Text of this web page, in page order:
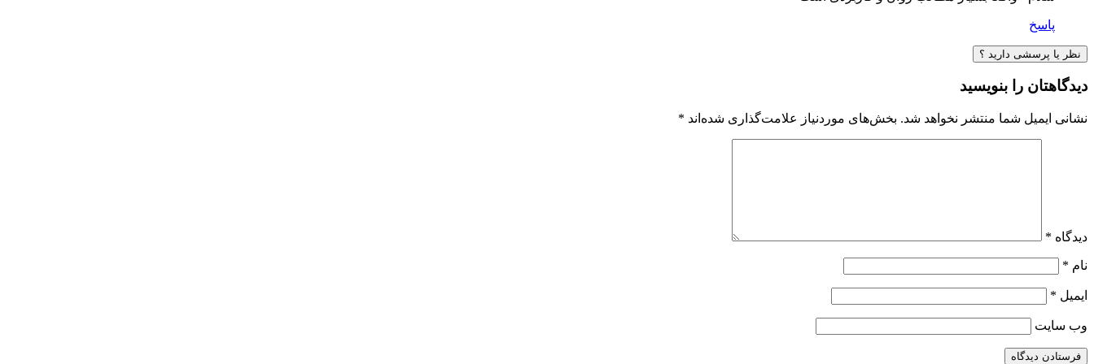
پاسخ
نظر یا پرسشی دارید ؟
دیدگاهتان را بنویسید
نشانی ایمیل شما منتشر نخواهد شد. بخش‌های موردنیاز علامت‌گذاری شده‌اند *
دیدگاه *
نام *
ایمیل *
وب‌ سایت